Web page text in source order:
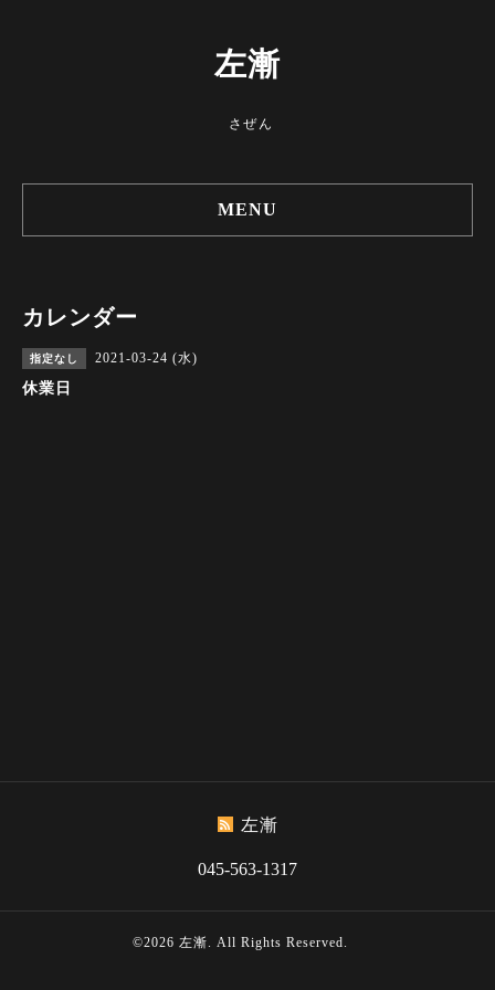
左漸
さぜん
MENU
カレンダー
指定なし 2021-03-24 (水)
休業日
左漸
045-563-1317
©2026 左漸. All Rights Reserved.